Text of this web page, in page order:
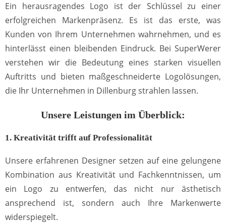
Ein herausragendes Logo ist der Schlüssel zu einer
erfolgreichen Markenpräsenz. Es ist das erste, was
Kunden von Ihrem Unternehmen wahrnehmen, und es
hinterlässt einen bleibenden Eindruck. Bei SuperWerer
verstehen wir die Bedeutung eines starken visuellen
Auftritts und bieten maßgeschneiderte Logolösungen,
die Ihr Unternehmen in Dillenburg strahlen lassen.
Unsere Leistungen im Überblick:
1. Kreativität trifft auf Professionalität
Unsere erfahrenen Designer setzen auf eine gelungene
Kombination aus Kreativität und Fachkenntnissen, um
ein Logo zu entwerfen, das nicht nur ästhetisch
ansprechend ist, sondern auch Ihre Markenwerte
widerspiegelt.